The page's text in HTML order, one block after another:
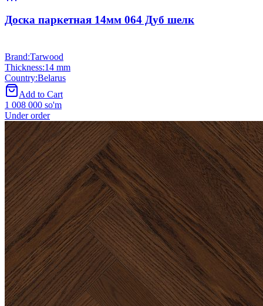
Доска паркетная 14мм 064 Дуб шелк
Brand:Tarwood
Thickness:14 mm
Country:Belarus
Add to Cart
1 008 000 so'm
Under order